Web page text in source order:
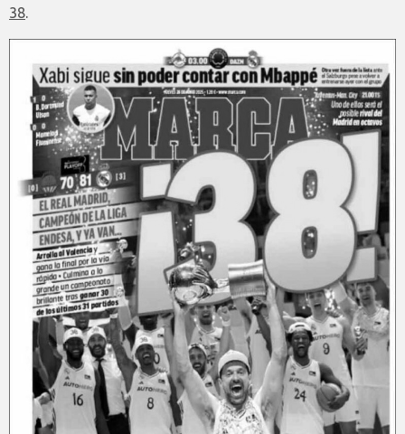
38.